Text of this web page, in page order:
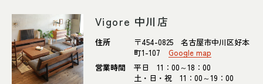
Vigore 中川店
住所
〒454-0825 名古屋市中川区好本
町1-107
Google map
営業時間
平日 11：00～18：00
土・日・祝 11：00～19：00